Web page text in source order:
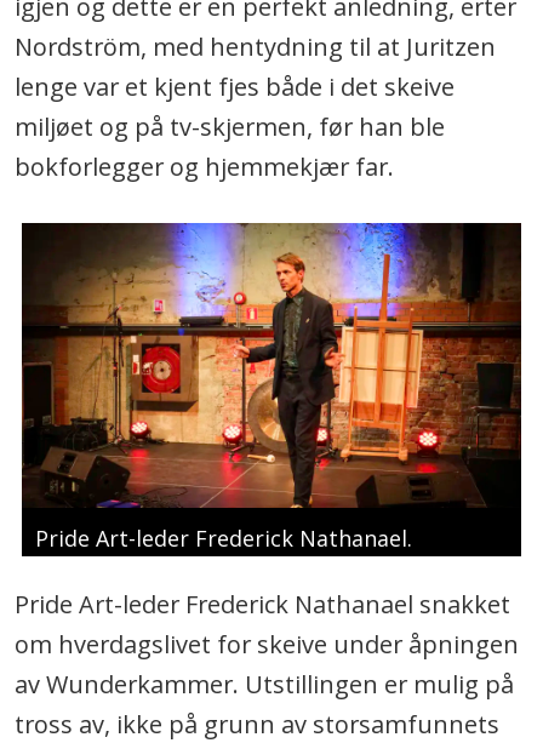
igjen og dette er en perfekt anledning, erter
Nordström, med hentydning til at Juritzen
lenge var et kjent fjes både i det skeive
miljøet og på tv-skjermen, før han ble
bokforlegger og hjemmekjær far.
Pride Art-leder Frederick Nathanael.
Pride Art-leder Frederick Nathanael snakket
om hverdagslivet for skeive under åpningen
av Wunderkammer. Utstillingen er mulig på
tross av, ikke på grunn av storsamfunnets